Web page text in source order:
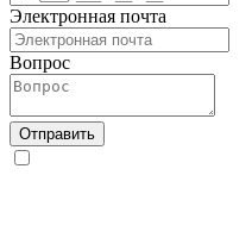
Электронная почта
Вопрос
Отправить